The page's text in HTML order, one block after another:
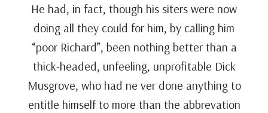
He had, in fact, though his siters were now
doing all they could for him, by calling him
“poor Richard”, been nothing better than a
thick-headed, unfeeling, unprofitable Dick
Musgrove, who had ne ver done anything to
entitle himself to more than the abbrevation